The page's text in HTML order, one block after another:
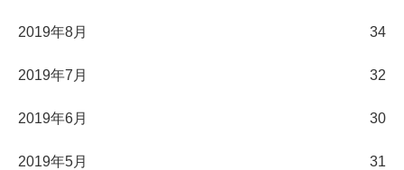
2019年8月 34
2019年7月 32
2019年6月 30
2019年5月 31